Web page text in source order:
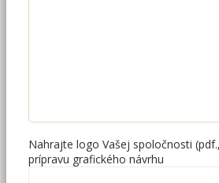
Nahrajte logo Vašej spoločnosti
prípravu grafického návrhu